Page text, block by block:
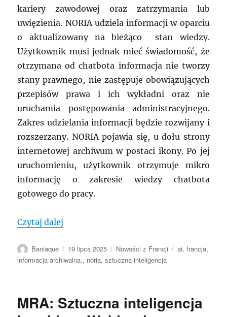
kariery zawodowej oraz zatrzymania lub
uwięzienia. NORIA udziela informacji w oparciu
o aktualizowany na bieżąco stan wiedzy.
Użytkownik musi jednak mieć świadomość, że
otrzymana od chatbota informacja nie tworzy
stany prawnego, nie zastępuje obowiązujących
przepisów prawa i ich wykładni oraz nie
uruchamia postępowania administracyjnego.
Zakres udzielania informacji będzie rozwijany i
rozszerzany. NORIA pojawia się, u dołu strony
internetowej archiwum w postaci ikony. Po jej
uruchomieniu, użytkownik otrzymuje mikro
informację o zakresie wiedzy chatbota
gotowego do pracy.
Czytaj dalej
Autor
Baniaque
Data
publikacji
19 lipca 2025 Kategorie
Nowości z Francji Tagi
ai,francja,
informacja archiwalna., noria,sztuczna inteligencja
MRA: Sztuczna inteligencja